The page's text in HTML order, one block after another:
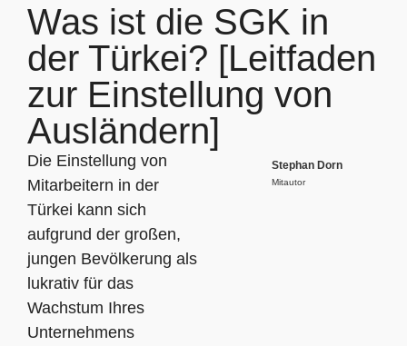
Was ist die SGK in
der Türkei? [Leitfaden
zur Einstellung von
Ausländern]
Die Einstellung von
Mitarbeitern in der
Türkei kann sich
aufgrund der großen,
jungen Bevölkerung als
lukrativ für das
Wachstum Ihres
Unternehmens
Stephan Dorn
Mitautor